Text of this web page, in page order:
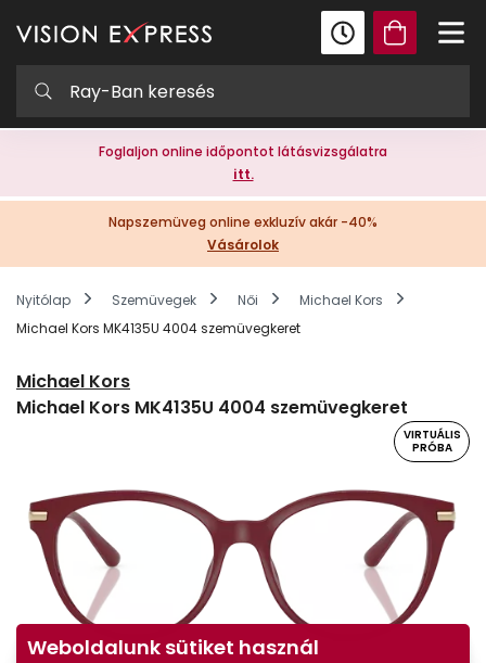
Foglaljon online időpontot látásvizsgálatra
itt.
Napszemüveg online exkluzív akár -40%
Vásárolok
Nyitólap Szemüvegek Női
Michael Kors
Michael Kors MK4135U 4004 szemüvegkeret
Michael Kors
Michael Kors MK4135U 4004 szemüvegkeret
VIRTUÁLIS
PRÓBA
Weboldalunk sütiket használ